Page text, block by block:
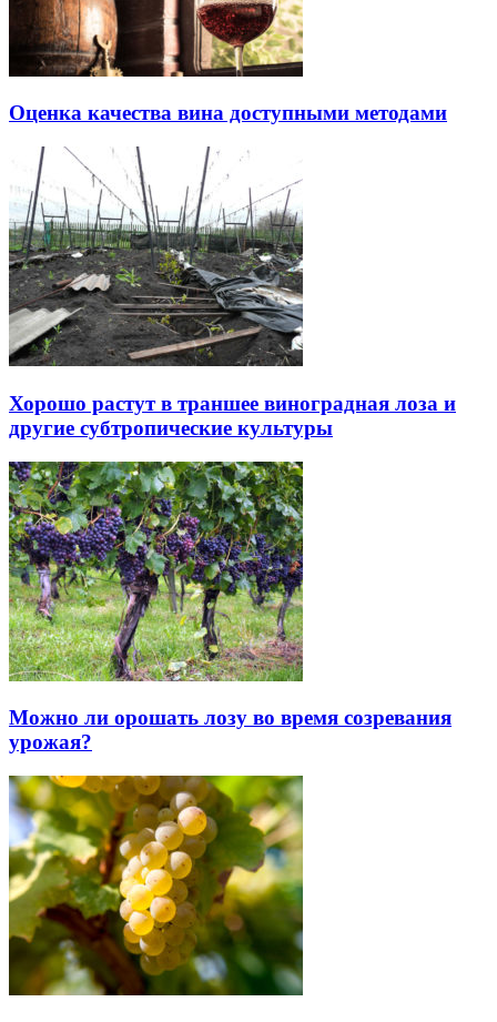
Оценка качества вина доступными методами
Хорошо растут в траншее виноградная лоза и
другие субтропические культуры
Можно ли орошать лозу во время созревания
урожая?